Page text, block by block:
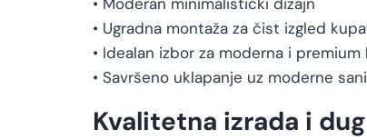
• Ugradna montaža za čist izgled
• Idealan izbor za moderna i
• Savršeno uklapanje uz moderne
Kvalitetna izrada i